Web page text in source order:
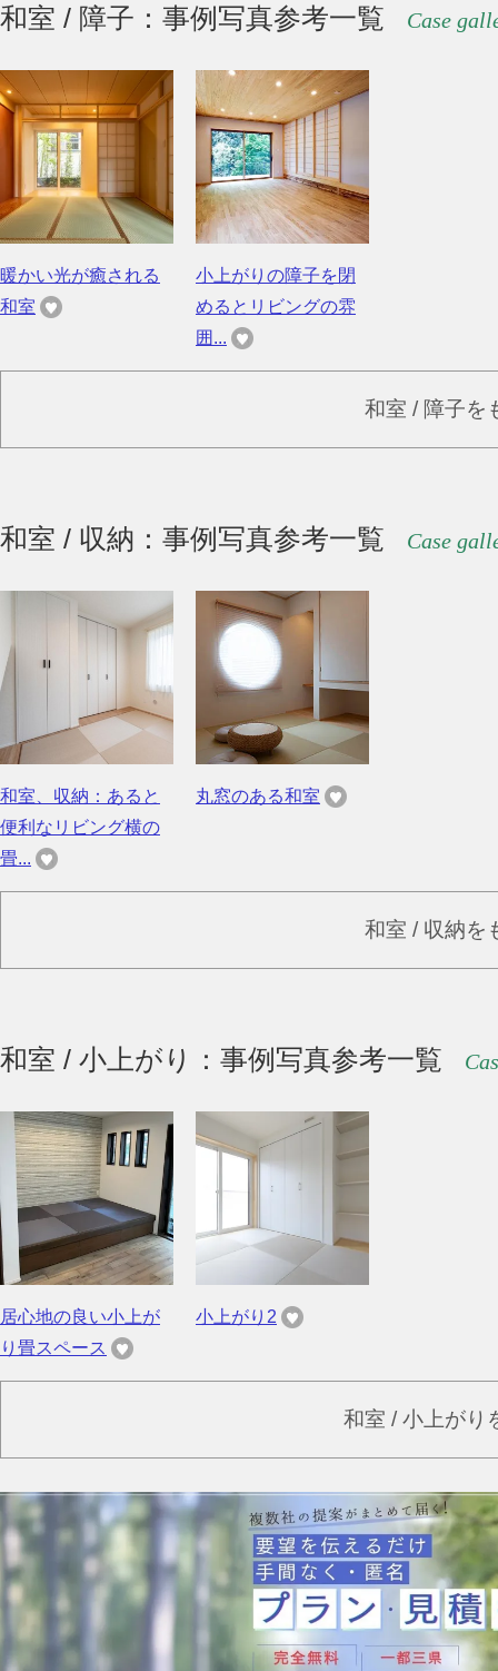
和室 / 障子：事例写真参考一覧 Case
暖かい光が癒される
和室
小上がりの障子を閉
めるとリビングの雰
囲...
和室 / 障子を
和室 / 収納：事例写真参考一覧 Case
和室、収納：あると
便利なリビング横の
畳...
丸窓のある和室
和室 / 収納を
和室 / 小上がり：事例写真参考一覧
居心地の良い小上が
り畳スペース
小上がり2
和室 / 小上がり